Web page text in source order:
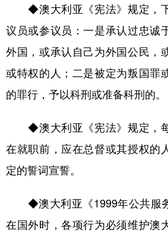
◆澳大利亚《宪法》规定，
议员或参议员：一是承认过忠诚
外国，或承认自己为外国公民，
或特权的人；二是被定为叛国罪
的罪行，予以科刑或准备科刑的。
◆澳大利亚《宪法》规定，
在就职前，应在总督或其授权的
定的誓词宣誓。
◆澳大利亚《1999年公共服
在国外时，各项行为必须维护澳